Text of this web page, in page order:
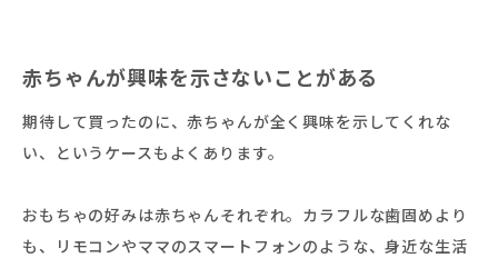
赤ちゃんが興味を示さないことがある
期待して買ったのに、赤ちゃんが全く興味を示してくれな
い、というケースもよくあります。
おもちゃの好みは赤ちゃんそれぞれ。カラフルな歯固めより
も、リモコンやママのスマートフォンのような、身近な生活